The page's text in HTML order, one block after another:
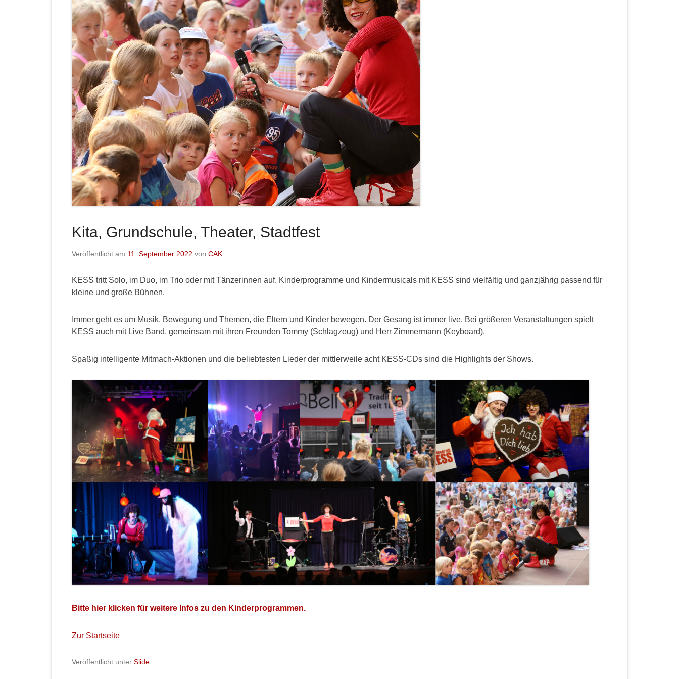
Kita, Grundschule, Theater, Stadtfest
Veröffentlicht am 11. September 2022 von CAK
KESS tritt Solo, im Duo, im Trio oder mit Tänzerinnen auf. Kinderprogramme und Kindermusicals mit KESS sind vielfältig und ganzjährig passend für
kleine und große Bühnen.
Immer geht es um Musik, Bewegung und Themen, die Eltern und Kinder bewegen. Der Gesang ist immer live. Bei größeren Veranstaltungen spielt
KESS auch mit Live Band, gemeinsam mit ihren Freunden Tommy (Schlagzeug) und Herr Zimmermann (Keyboard).
Spaßig intelligente Mitmach-Aktionen und die beliebtesten Lieder der mittlerweile acht KESS-CDs sind die Highlights der Shows.
Bitte hier klicken für weitere Infos zu den Kinderprogrammen.
Zur Startseite
Veröffentlicht unter Slide